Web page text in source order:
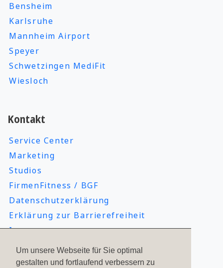
Um unsere Webseite für Sie optimal
gestalten und fortlaufend verbessern zu
Bensheim
Karlsruhe
Mannheim Airport
Speyer
Schwetzingen MediFit
Wiesloch
Kontakt
Service Center
Marketing
Studios
FirmenFitness / BGF
Datenschutzerklärung
Erklärung zur Barrierefreiheit
Impressum